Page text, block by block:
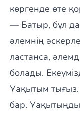
көргенде өте
— Батыр, бұл да
әлемнің
ластанса,
болады.
Уақытым тығыз.
бар.